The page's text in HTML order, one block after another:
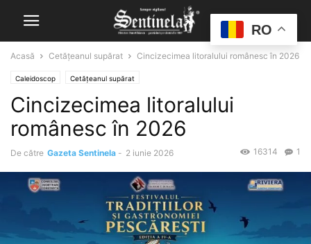
Acasă Cetăţeanul supărat Cincizecimea litoralului românesc în 2026
Caleidoscop Cetăţeanul supărat
Cincizecimea litoralului
românesc în 2026
De către Gazeta Sentinela - 2 iunie 2026 1
16314
RO